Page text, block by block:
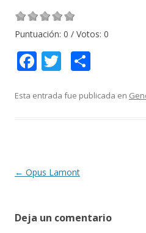
Puntuación: 0 / Votos: 0
F
e
k
T
itt m
Esta entrada fue publicada en
Navegación
← Opus Lamont
Deja un comentario